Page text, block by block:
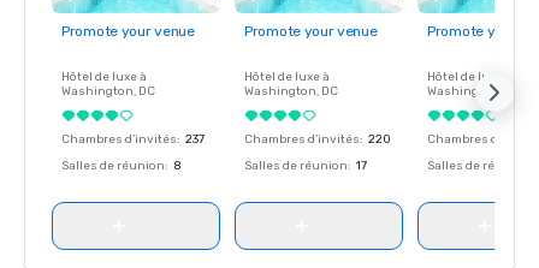
Promote your venue
Hôtel de luxe à
Washington, DC
Chambres d'invités: 237
Salles de réunion: 8
Promote your venue
Hôtel de luxe à
Washington, DC
Chambres d'invités: 220
Salles de réunion: 17
Promote your
Hôtel de luxe à
Washington
Chambres
Salles de réunion